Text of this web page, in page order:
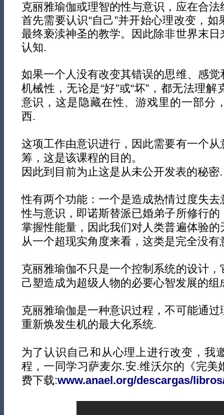
克丽雅瑜伽或理智的性与意识，应在合
首先需要认识“自己”并开始心理改变，
最终亵渎神圣的教学。因此除非世界末
认知.
如果一个人没有改变其错误的思维、感
机械性，无论是“好”或“坏”，都无法理
意识，这是隐藏在性、游戏里的一部分
西.
这项工作由意识进行，因此需要有一个
筹，这是该课程的目的。
因此到目前为止这是从未公开发表的秘密.
性有两个功能：一个是造成热情过度失
性与意识，即诺斯替派已婚弟子所修行
掌握性能量，因此我们对人类普遍体验
从一个超现实角度来看，这类是完全没有
克丽雅瑜伽不只是一个控制系统的设计
己塑造成为超级人物的必要心智发展的组
克丽雅瑜伽是一种意识过程，不可能通
重新焕发生机的最大化系统.
为了认识自己和从心理上进行改变，我
程，一同学习萨麦尔.安.维沃尔的《完美
费下载:www.anael.org/descargas/